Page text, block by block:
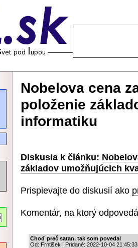
Nobelova cena
položenie
informatiku
Diskusia k článku:
základov umožňujúcich
Prispievajte do diskusií ako
Komentár, na ktorý
Choď preč satan, tak som povedal
Od: Frntišek | Pridané: 2022-10-04 21:45:33